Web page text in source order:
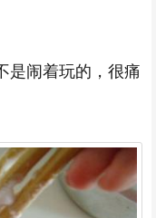
是闹着玩的，很痛